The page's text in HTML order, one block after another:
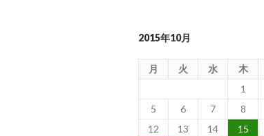
2015年10月
月 火 水 木
1
5
6 7 8
12
13 14 15